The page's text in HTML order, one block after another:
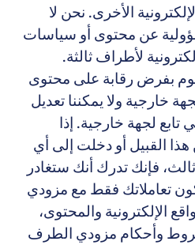
الأخرى. نحن لا
عن محتوى أو سياسات
لأطراف ثالثة.
بفرض رقابة على محتوى
خارجية ولا يمكننا تعديل
لجهة خارجية. إذا
أو دخلت إلى أي
فإنك تدرك أنك ستغادر
تعاملاتك فقط مع مزودي
والمحتوى،
وأحكام مزودي الطرف